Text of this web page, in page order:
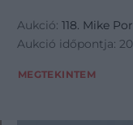
Aukció:118. Mike
Aukció időpontja:
MEGTEKINTEM